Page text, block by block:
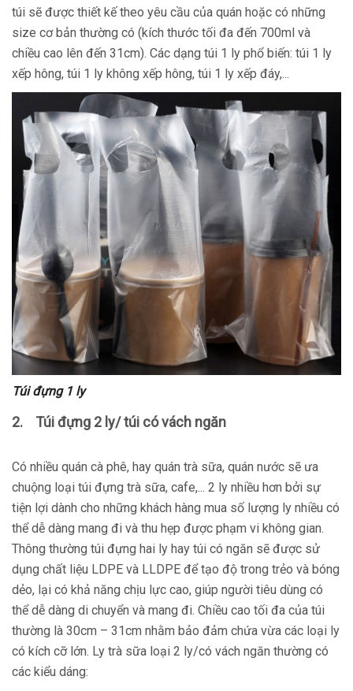
túi sẽ được thiết kế theo yêu cầu của quán hoặc có những
size cơ bản thường có (kích thước tối đa đến 700ml và
chiều cao lên đến 31cm). Các dạng túi 1 ly phổ biến: túi 1 ly
xếp hông, túi 1 ly không xếp hông, túi 1 ly xếp đáy,...
Túi đựng 1 ly
2. Túi đựng 2 ly/ túi có vách ngăn
Có nhiều quán cà phê, hay quán trà sữa, quán nước sẽ ưa
chuộng loại túi đựng trà sữa, cafe,... 2 ly nhiều hơn bởi sự
tiện lợi dành cho những khách hàng mua số lượng ly nhiều có
thể dễ dàng mang đi và thu hẹp được phạm vi không gian.
Thông thường túi đựng hai ly hay túi có ngăn sẽ được sử
dụng chất liệu LDPE và LLDPE để tạo độ trong trẻo và bóng
dẻo, lại có khả năng chịu lực cao, giúp người tiêu dùng có
thể dễ dàng di chuyển và mang đi. Chiều cao tối đa của túi
thường là 30cm – 31cm nhằm bảo đảm chứa vừa các loại ly
có kích cỡ lớn. Ly trà sữa loại 2 ly/có vách ngăn thường có
các kiểu dáng: